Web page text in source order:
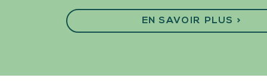
EN SAVOIR PLUS >